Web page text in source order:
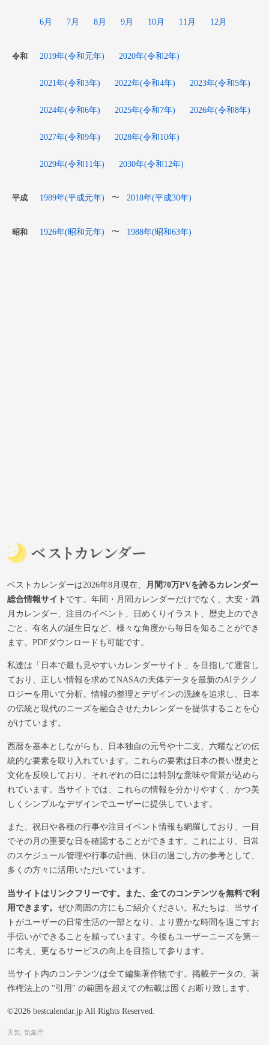
6月 7月 8月 9月 10月 11月 12月
令和 2019年(令和元年) 2020年(令和2年)
2021年(令和3年) 2022年(令和4年) 2023年(令和5年)
2024年(令和6年) 2025年(令和7年) 2026年(令和8年)
2027年(令和9年) 2028年(令和10年)
2029年(令和11年) 2030年(令和12年)
平成 1989年(平成元年) 〜 2018年(平成30年)
昭和 1926年(昭和元年) 〜 1988年(昭和63年)
ベストカレンダーは2026年8月現在、
月間70万PVを誇るカレンダー
総合情報サイトです。年間・月間カレンダーだけでなく、大安・満
月カレンダー、注目のイベント、日めくりイラスト、歴史上のでき
ごと、有名人の誕生日など、様々な角度から毎日を知ることができ
ます。PDFダウンロードも可能です。
私達は「日本で最も見やすいカレンダーサイト」を目指して運営し
ており、正しい情報を求めてNASAの天体データを最新のAIテクノ
ロジーを用いて分析。情報の整理とデザインの洗練を追求し、日本
の伝統と現代のニーズを融合させたカレンダーを提供することを心
がけています。
西暦を基本としながらも、日本独自の元号や十二支、六曜などの伝
統的な要素を取り入れています。これらの要素は日本の長い歴史と
文化を反映しており、それぞれの日には特別な意味や背景が込めら
れています。当サイトでは、これらの情報を分かりやすく、かつ美
しくシンプルなデザインでユーザーに提供しています。
また、祝日や各種の行事や注目イベント情報も網羅しており、一目
でその月の重要な日を確認することができます。これにより、日常
のスケジュール管理や行事の計画、休日の過ごし方の参考として、
多くの方々に活用いただいています。
当サイトはリンクフリーです。また、全てのコンテンツを無料で利
用できます。 ぜひ周囲の方にもご紹介ください。私たちは、当サイ
トがユーザーの日常生活の一部となり、より豊かな時間を過ごすお
手伝いができることを願っています。今後もユーザーニーズを第一
に考え、更なるサービスの向上を目指して参ります。
当サイト内のコンテンツは全て編集著作物です。掲載データの、著
作権法上の "引用" の範囲を超えての転載は固くお断り致します。
©2026 bestcalendar.jp All Rights Reserved.
天気: 気象庁